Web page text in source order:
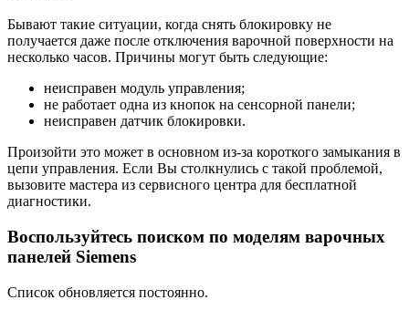
Бывают такие ситуации, когда снять блокировку не
получается даже после отключения варочной поверхности на
несколько часов. Причины могут быть следующие:
неисправен модуль управления;
не работает одна из кнопок на сенсорной панели;
неисправен датчик блокировки.
Произойти это может в основном из-за короткого замыкания в
цепи управления. Если Вы столкнулись с такой проблемой,
вызовите мастера из сервисного центра для бесплатной
диагностики.
Воспользуйтесь поиском по моделям варочных
панелей Siemens
Список обновляется постоянно.